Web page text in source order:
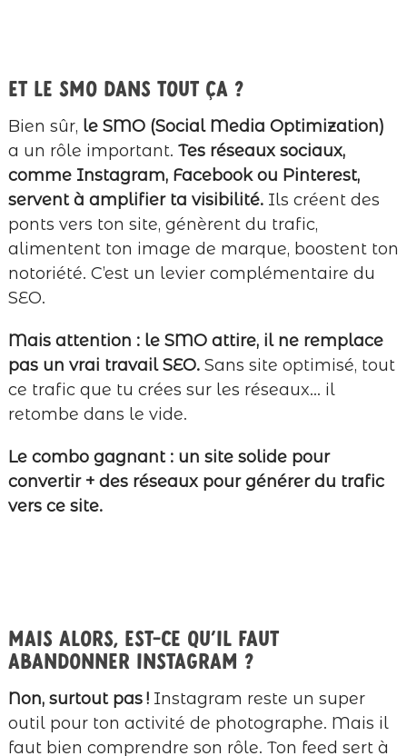
Et le SMO dans tout ça ?
Bien sûr, le SMO (Social Media Optimization)
a un rôle important. Tes réseaux sociaux,
comme Instagram, Facebook ou Pinterest,
servent à amplifier ta visibilité.Ils créent des
ponts vers ton site, génèrent du trafic,
alimentent ton image de marque, boostent ton
notoriété. C’est un levier complémentaire du
SEO.
Mais attention : le SMO attire, il ne remplace
pas un vrai travail SEO.Sans site optimisé, tout
ce trafic que tu crées sur les réseaux… il
retombe dans le vide.
Le combo gagnant : un site solide pour
convertir + des réseaux pour générer du trafic
vers ce site.
Mais alors, est-ce qu’il faut
abandonner Instagram ?
Non, surtout pas !Instagram reste un super
outil pour ton activité de photographe. Mais il
faut bien comprendre son rôle. Ton feed sert à